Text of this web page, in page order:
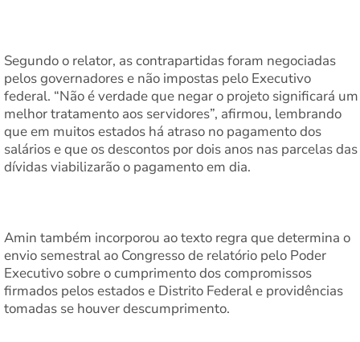
Segundo o relator, as contrapartidas foram negociadas
pelos governadores e não impostas pelo Executivo
federal. “Não é verdade que negar o projeto significará um
melhor tratamento aos servidores”, afirmou, lembrando
que em muitos estados há atraso no pagamento dos
salários e que os descontos por dois anos nas parcelas das
dívidas viabilizarão o pagamento em dia.
Amin também incorporou ao texto regra que determina o
envio semestral ao Congresso de relatório pelo Poder
Executivo sobre o cumprimento dos compromissos
firmados pelos estados e Distrito Federal e providências
tomadas se houver descumprimento.